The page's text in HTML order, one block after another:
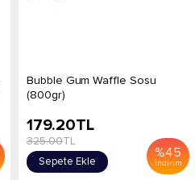
Bubble Gum Waffle Sosu
(800gr)
%45
İndirim
179.20TL
325.00TL
Sepete Ekle